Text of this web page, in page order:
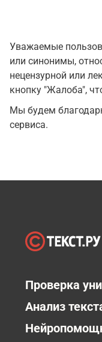
Уважаемые
или синонимы,
нецензурной или
кнопку "Жалоба",
Мы будем
сервиса.
Проверка
Анализ